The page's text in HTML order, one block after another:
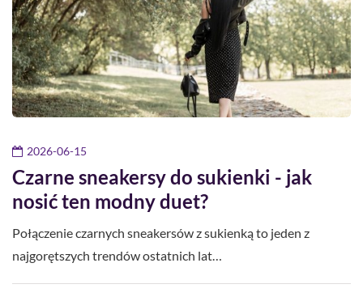
2026-06-15
Czarne sneakersy do sukienki - jak
nosić ten modny duet?
Połączenie czarnych sneakersów z sukienką to jeden z
najgorętszych trendów ostatnich lat…